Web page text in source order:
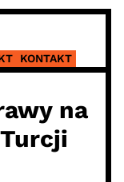
KONTAKT
na